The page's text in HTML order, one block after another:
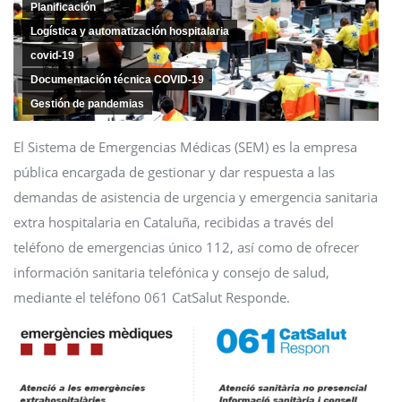
Planificación
Logística y automatización hospitalaria
covid-19
Documentación técnica COVID-19
Gestión de pandemias
El Sistema de Emergencias Médicas (SEM) es la empresa
pública encargada de gestionar y dar respuesta a las
demandas de asistencia de urgencia y emergencia sanitaria
extra hospitalaria en Cataluña, recibidas a través del
teléfono de emergencias único 112, así como de ofrecer
información sanitaria telefónica y consejo de salud,
mediante el teléfono 061 CatSalut Responde.